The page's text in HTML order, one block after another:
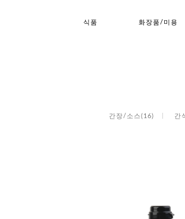
식품 화장품/미용
간장/소스(16) 간